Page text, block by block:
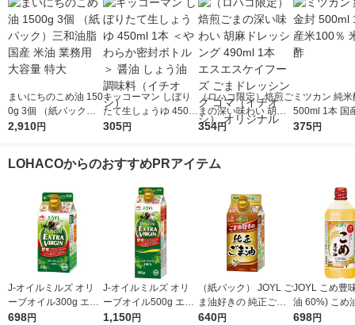
まいにちのこめ油 150
0g 3個 （紙パック）
三和油脂 国産 米油 業
2,910円
キッコーマン しぼり
たて生しょうゆ 450m
l 1本 ＜やわらか密封
シ）
305円
（ロハコ限定）焙煎ご
まの深い味わい 胡麻
ドレッシング 490ml 1
ゴマ（イチオシ） オ
354円
ミツカン 純
500ml 1本 国
0％ 米酢 食酢
375円
LOHACOからのおすすめPRアイテム
J-オイルミルズ オリ
ーブオイル300g エキ
ストラバージン スペ
698円
J-オイルミルズ オリ
ーブオイル500g エキ
ストラバージン スペ
1,150円
（紙パック） JOYL ご
ま油好きの 純正ごま
油 300g 1本 味の素 J-
640円
JOYL こめ豊
油 60%) こめ油 ブレ
ンド 味の素
698円